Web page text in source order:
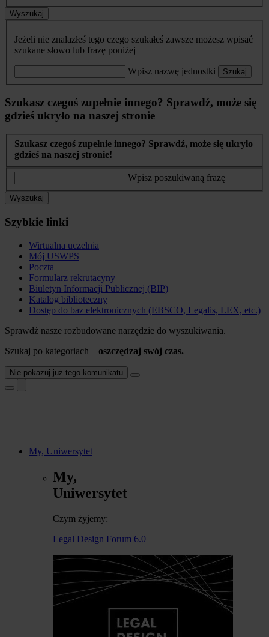
Wyszukaj
Jeżeli nie znalazłeś tego czego szukałeś zawsze możesz wpisać
szukane słowo lub frazę poniżej
Wpisz nazwę jednostki Szukaj
Szukasz czegoś zupełnie innego? Sprawdź, może się
gdzieś ukryło na naszej stronie
Szukasz czegoś zupełnie innego? Sprawdź, może się ukryło
gdzieś na naszej stronie!
Wpisz poszukiwaną frazę
Wyszukaj
Szybkie linki
Wirtualna uczelnia
Mój USWPS
Poczta
Formularz rekrutacyny
Biuletyn Informacji Publicznej (BIP)
Katalog biblioteczny
Dostęp do baz elektronicznych (EBSCO, Legalis, LEX, etc.)
Sprawdź nasze rozbudowane narzędzie do wyszukiwania.
Szukaj po kategoriach – oszczędzaj swój czas.
Nie pokazuj już tego komunikatu
My, Uniwersytet
My,
Uniwersytet
Czym żyjemy:
Legal Design Forum 6.0